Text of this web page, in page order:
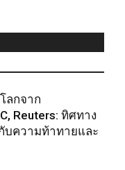
ลกจาก
Reuters: ทิศทาง
บความท้าทายและ